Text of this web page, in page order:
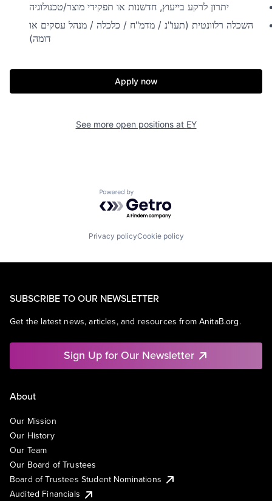
יתרון לרקע בייעוץ, חדשנות או תפקידי מוצר/טכנולוגיה
השכלה רלוונטית (תעו"נ / מדמ"ח / כלכלה / מנהל עסקים או
דומה)
Apply now
See more open positions at EY
Powered by Getro.com
Privacy policyCookie policy
SUBSCRIBE TO OUR NEWSLETTER
Get the latest news, articles, and resources from AnitaB.org.
Sign Up for Our Newsletter
About
Our Mission
Our History
Our Team
Our Board of Trustees
Board of Trustees Student Nominations
Audited Financials